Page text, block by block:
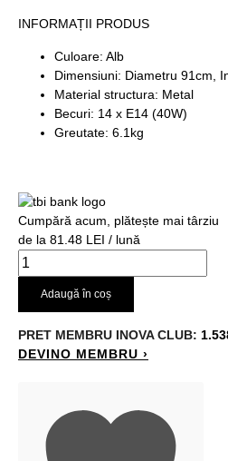
INFORMAȚII PRODUS
Culoare: Alb
Dimensiuni: Diametru 91cm,
Material structura: Metal
Becuri: 14 x E14 (40W)
Greutate: 6.1kg
Cumpără acum, plătește mai târziu
de la 81.48 LEI / lună
Adaugă în coș
PRET MEMBRU INOVA CLUB:
DEVINO MEMBRU ›